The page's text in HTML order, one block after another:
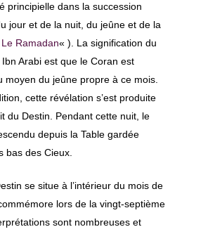
principielle dans la succession
jour et de la nuit, du jeûne et de la
Le Ramadan« ). La signification du
Arabi est que le Coran est
moyen du jeûne propre à ce mois.
cette révélation s’est produite
du Destin. Pendant cette nuit, le
depuis la Table gardée
bas des Cieux.
se situe à l’intérieur du mois de
lors de la vingt-septième
sont nombreuses et